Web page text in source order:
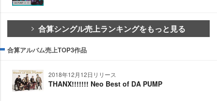
合算シングル売上ランキングをもっと見る
合算アルバム売上TOP3作品
2018年12月12日リリース
THANX!!!!!!! Neo Best of DA PUMP